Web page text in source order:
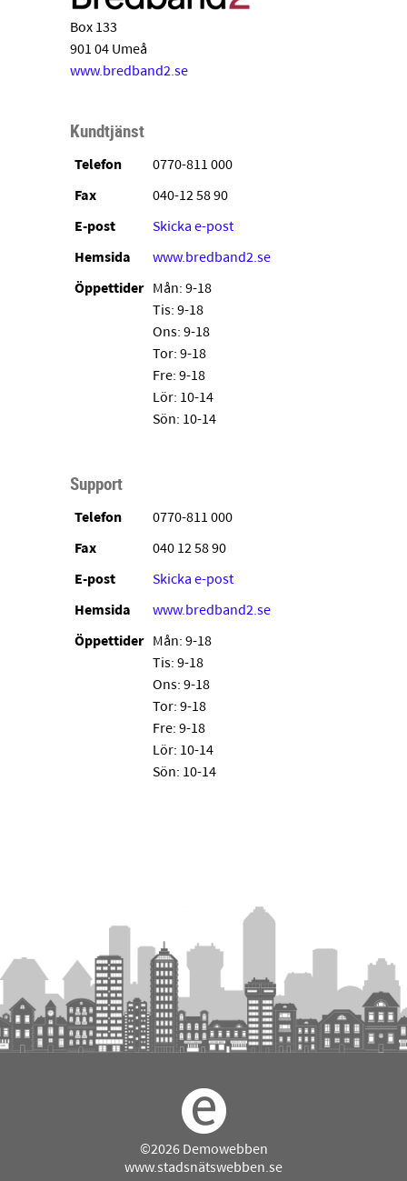
Box 133
901 04 Umeå
www.bredband2.se
Kundtjänst
Telefon 0770-811 000
Fax 040-12 58 90
E-post Skicka e-post
Hemsida www.bredband2.se
Öppettider
Mån: 9-18
Tis: 9-18
Ons: 9-18
Tor: 9-18
Fre: 9-18
Lör: 10-14
Sön: 10-14
Support
Telefon 0770-811 000
Fax 040 12 58 90
E-post Skicka e-post
Hemsida www.bredband2.se
Öppettider
Mån: 9-18
Tis: 9-18
Ons: 9-18
Tor: 9-18
Fre: 9-18
Lör: 10-14
Sön: 10-14
©2026 Demowebben
www.stadsnätswebben.se